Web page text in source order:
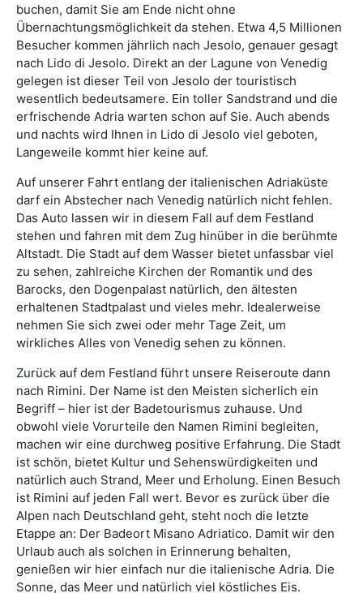
buchen, damit Sie am Ende nicht ohne
Übernachtungsmöglichkeit da stehen. Etwa 4,5 Millionen
Besucher kommen jährlich nach Jesolo, genauer gesagt
nach Lido di Jesolo. Direkt an der Lagune von Venedig
gelegen ist dieser Teil von Jesolo der touristisch
wesentlich bedeutsamere. Ein toller Sandstrand und die
erfrischende Adria warten schon auf Sie. Auch abends
und nachts wird Ihnen in Lido di Jesolo viel geboten,
Langeweile kommt hier keine auf.
Auf unserer Fahrt entlang der italienischen Adriaküste
darf ein Abstecher nach Venedig natürlich nicht fehlen.
Das Auto lassen wir in diesem Fall auf dem Festland
stehen und fahren mit dem Zug hinüber in die berühmte
Altstadt. Die Stadt auf dem Wasser bietet unfassbar viel
zu sehen, zahlreiche Kirchen der Romantik und des
Barocks, den Dogenpalast natürlich, den ältesten
erhaltenen Stadtpalast und vieles mehr. Idealerweise
nehmen Sie sich zwei oder mehr Tage Zeit, um
wirkliches Alles von Venedig sehen zu können.
Zurück auf dem Festland führt unsere Reiseroute dann
nach Rimini. Der Name ist den Meisten sicherlich ein
Begriff – hier ist der Badetourismus zuhause. Und
obwohl viele Vorurteile den Namen Rimini begleiten,
machen wir eine durchweg positive Erfahrung. Die Stadt
ist schön, bietet Kultur und Sehenswürdigkeiten und
natürlich auch Strand, Meer und Erholung. Einen Besuch
ist Rimini auf jeden Fall wert. Bevor es zurück über die
Alpen nach Deutschland geht, steht noch die letzte
Etappe an: Der Badeort Misano Adriatico. Damit wir den
Urlaub auch als solchen in Erinnerung behalten,
genießen wir hier einfach nur die italienische Adria. Die
Sonne, das Meer und natürlich viel köstliches Eis.